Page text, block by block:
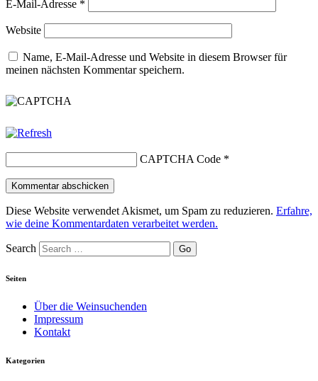
E-Mail-Adresse *
Website
Name, E-Mail-Adresse und Website in diesem Browser für
meinen nächsten Kommentar speichern.
CAPTCHA Code *
Diese Website verwendet Akismet, um Spam zu reduzieren. Erfahre,
wie deine Kommentardaten verarbeitet werden.
Search
Seiten
Über die Weinsuchenden
Impressum
Kontakt
Kategorien